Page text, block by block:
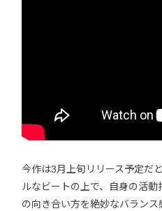
今作は3月上旬リリース予定だ
ルなビートの上で、自身の活
の向き合い方を絶妙なバラン